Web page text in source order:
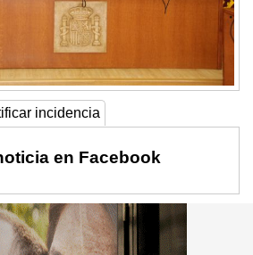
incidencia
en Facebook